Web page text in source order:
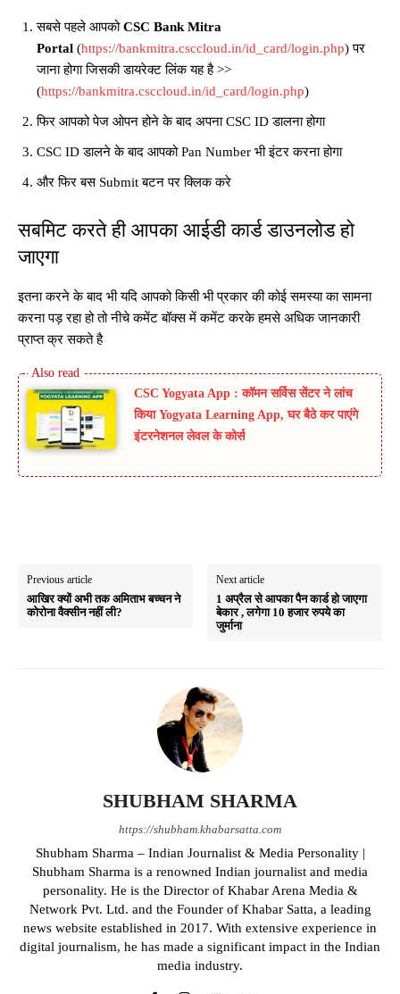
सबसे पहले आपकोCSC Bank Mitra
Portal (https://bankmitra.csccloud.in/id_card/login.php) पर
जाना होगा जिसकी डायरेक्ट लिंक यह है >>
(https://bankmitra.csccloud.in/id_card/login.php)
फिर आपको पेज ओपन होने के बाद अपना CSC ID डालना होगा
CSC ID डालने के बाद आपको Pan Number भी इंटर करना होगा
और फिर बस Submit बटन पर क्लिक करे
सबमिट करते ही आपका आईडी कार्ड डाउनलोड हो
जाएगा
इतना करने के बाद भी यदि आपको किसी भी प्रकार की कोई समस्या का सामना
करना पड़ रहा हो तो नीचे कमेंट बॉक्स में कमेंट करके हमसे अधिक जानकारी
प्राप्त क्र सकते है
CSC Yogyata App : कॉमन सर्विस सेंटर ने लांच
किया Yogyata Learning App, घर बैठे कर पाएंगे
इंटरनेशनल लेवल के कोर्स
Previous article
आखिर क्यों अभी तक अमिताभ बच्चन ने
कोरोना वैक्सीन नहीं ली?
Next article
1 अप्रैल से आपका पैन कार्ड हो जाएगा
बेकार , लगेगा 10 हजार रुपये का
जुर्माना
SHUBHAM SHARMA
https://shubham.khabarsatta.com
Shubham Sharma – Indian Journalist & Media Personality |
Shubham Sharma is a renowned Indian journalist and media
personality. He is the Director of Khabar Arena Media &
Network Pvt. Ltd. and the Founder of Khabar Satta, a leading
news website established in 2017. With extensive experience in
digital journalism, he has made a significant impact in the Indian
media industry.